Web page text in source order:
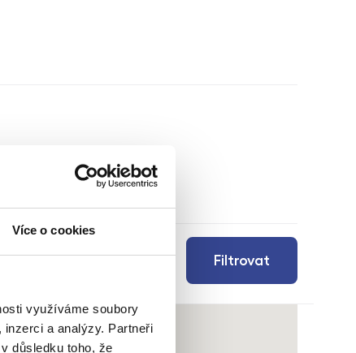
Více o cookies
využíváme soubory
a analýzy. Partneři
důsledku toho, že
Filtrovat